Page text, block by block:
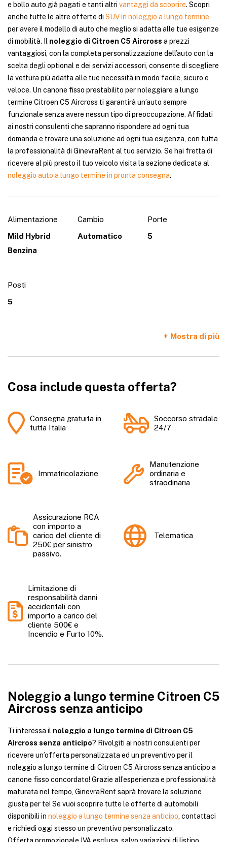
e bollo auto già pagati e tanti altri vantaggi da scoprire. Scopri
anche tutte le altre offerte di SUV in noleggio a lungo termine
per avere il modello di auto che meglio si adatta alle tue esigenze
di mobilità. Il noleggio di Citroen C5 Aircross a prezzi
vantaggiosi, con la completa personalizzazione dell’auto con la
scelta degli optional e dei servizi accessori, consente di scegliere
la vettura più adatta alle tue necessità in modo facile, sicuro e
veloce. Un canone fisso prestabilito per noleggiare a lungo
termine Citroen C5 Aircross ti garantirà un’auto sempre
funzionale senza avere nessun tipo di preoccupazione. Affidati
ai nostri consulenti che sapranno rispondere ad ogni tua
domanda e trovare una soluzione ad ogni tua esigenza, con tutta
la professionalità di GinevraRent al tuo servizio. Se hai fretta di
ricevere al più presto il tuo veicolo visita la sezione dedicata al
noleggio auto a lungo termine in pronta consegna.
Alimentazione
Mild Hybrid
Benzina
Cambio
Automatico
Porte
5
Posti
5
Mostra di più
Cosa include questa offerta?
Consegna gratuita in
tutta Italia
Soccorso stradale
24/7
Immatricolazione
Manutenzione
ordinaria e
straodinaria
Assicurazione RCA
con importo a
carico del cliente di
250€ per sinistro
passivo.
Telematica
Limitazione di
responsabilità danni
accidentali con
importo a carico del
cliente 500€ e
Incendio e Furto 10%.
Noleggio a lungo termine Citroen C5
Aircross senza anticipo
Ti interessa il noleggio a lungo termine di Citroen C5
Aircross senza anticipo? Rivolgiti ai nostri consulenti per
ricevere un’offerta personalizzata ed un preventivo per il
noleggio a lungo termine di Citroen C5 Aircross senza anticipo a
canone fisso concordato! Grazie all’esperienza e professionalità
maturata nel tempo, GinevraRent saprà trovare la soluzione
giusta per te! Se vuoi scoprire tutte le offerte di automobili
disponibili in noleggio a lungo termine senza anticipo, contattaci
e richiedi oggi stesso un preventivo personalizzato.